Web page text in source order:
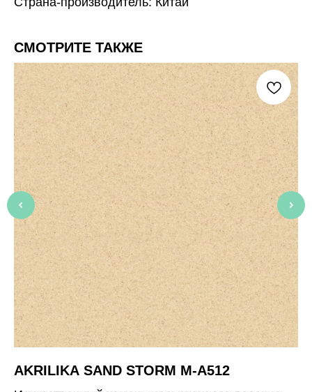
СМОТРИТЕ ТАКЖЕ
AKRILIKA SAND STORM M-A512